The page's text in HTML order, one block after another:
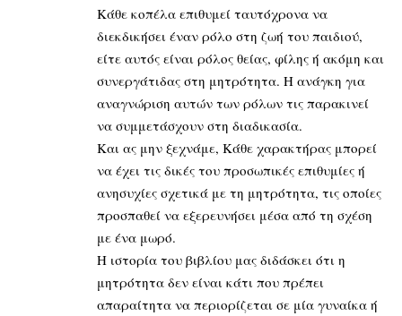
Κάθε κοπέλα επιθυμεί ταυτόχρονα να
διεκδικήσει έναν ρόλο στη ζωή του παιδιού,
είτε αυτός είναι ρόλος θείας, φίλης ή ακόμη και
συνεργάτιδας στη μητρότητα. Η ανάγκη για
αναγνώριση αυτών των ρόλων τις παρακινεί
να συμμετάσχουν στη διαδικασία.
Και ας μην ξεχνάμε, Κάθε χαρακτήρας μπορεί
να έχει τις δικές του προσωπικές επιθυμίες ή
ανησυχίες σχετικά με τη μητρότητα, τις οποίες
προσπαθεί να εξερευνήσει μέσα από τη σχέση
με ένα μωρό.
Η ιστορία του βιβλίου μας διδάσκει ότι η
μητρότητα δεν είναι κάτι που πρέπει
απαραίτητα να περιορίζεται σε μία γυναίκα ή